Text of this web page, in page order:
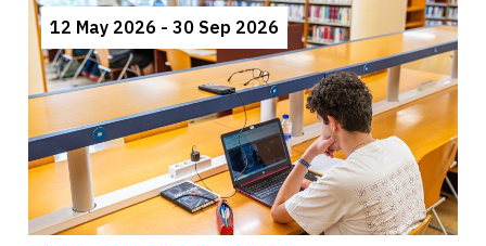
12 May 2026 - 30 Sep 2026